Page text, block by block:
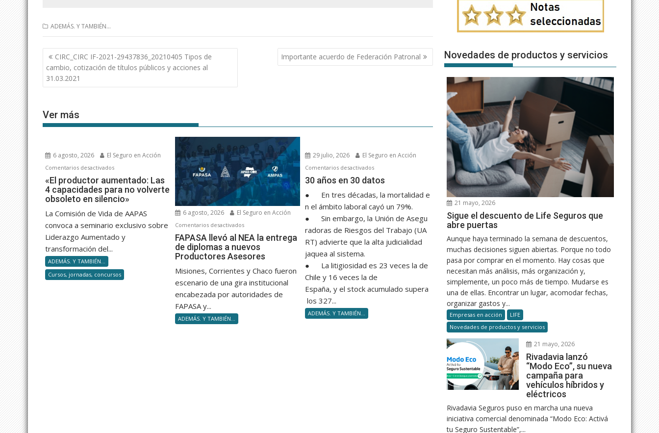
ADEMÁS. Y TAMBIÉN...
Navegación
de
entradas
CIRC_CIRC IF-2021-29437836_20210405 Tipos de
cambio, cotización de títulos públicos y acciones al
31.03.2021
Importante acuerdo de Federación Patronal
Ver más
6 agosto, 2026 El Seguro en Acción
Comentarios desactivadosen
«El
productor
aumentado:
Las
para
obsoleto
«El productor aumentado: Las
4 capacidades para no volverte
obsoleto en silencio»
La Comisión de Vida de AAPAS
convoca a seminario exclusivo sobre
Liderazgo Aumentado y
transformación del...
ADEMÁS. Y TAMBIÉN...
Cursos, jornadas, concursos
6 agosto, 2026 El Seguro en Acción
Comentarios desactivadosen
FAPASA
llevó
al
NEA
FAPASA llevó al NEA la entrega
de diplomas a nuevos
Productores Asesores
Misiones, Corrientes y Chaco fueron
escenario de una gira institucional
encabezada por autoridades de
FAPASA y...
ADEMÁS. Y TAMBIÉN...
29 julio, 2026 El Seguro en Acción
Comentarios desactivadosen
30 años en 30 datos
30 años en 30 datos
● En tres décadas, la mortalidad e
n el ámbito laboral cayó un 79%.
● Sin embargo, la Unión de Asegu
radoras de Riesgos del Trabajo (UA
RT) advierte que la alta judicialidad
jaquea al sistema.
● La litigiosidad es 23 veces la de
Chile y 16 veces la de
España, y el stock acumulado supera
los 327...
ADEMÁS. Y TAMBIÉN...
Novedades de productos y servicios
21 mayo, 2026
Sigue el descuento de Life Seguros que
abre puertas
Aunque haya terminado la semana de descuentos,
muchas decisiones siguen abiertas. Porque no todo
pasa por comprar en el momento. Hay cosas que
necesitan más análisis, más organización y,
simplemente, un poco más de tiempo. Mudarse es
una de ellas. Encontrar un lugar, acomodar fechas,
organizar gastos y...
Empresas en acción
LIFE
Novedades de productos y servicios
21 mayo, 2026
Rivadavia lanzó
“Modo Eco”, su nueva
campaña para
vehículos híbridos y
eléctricos
Rivadavia Seguros puso en marcha una nueva
iniciativa comercial denominada “Modo Eco: Activá
tu Seguro Sustentable”,...